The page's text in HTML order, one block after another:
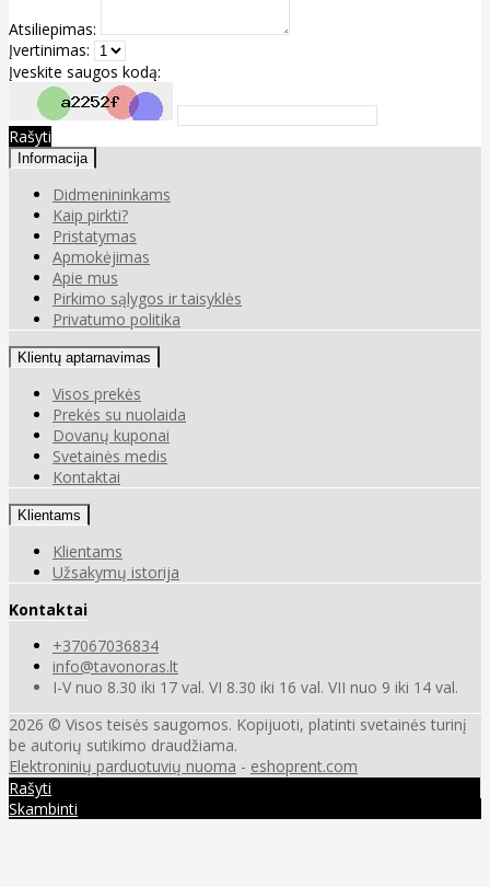
Atsiliepimas:
Įvertinimas:
Įveskite saugos kodą:
Rašyti
Informacija
Didmenininkams
Kaip pirkti?
Pristatymas
Apmokėjimas
Apie mus
Pirkimo sąlygos ir taisyklės
Privatumo politika
Klientų aptarnavimas
Visos prekės
Prekės su nuolaida
Dovanų kuponai
Svetainės medis
Kontaktai
Klientams
Klientams
Užsakymų istorija
Kontaktai
+37067036834
info@tavonoras.lt
I-V nuo 8.30 iki 17 val. VI 8.30 iki 16 val. VII nuo 9 iki 14 val.
2026 © Visos teisės saugomos. Kopijuoti, platinti svetainės turinį
be autorių sutikimo draudžiama.
Elektroninių parduotuvių nuoma - eshoprent.com
Rašyti
Skambinti